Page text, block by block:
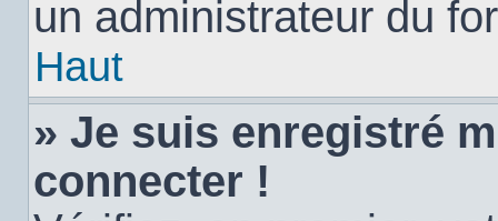
un administrateur du
Haut
» Je suis enregistré
connecter !